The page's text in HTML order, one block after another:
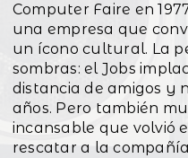
Computer Faire en
una empresa que
un ícono cultural. La
sombras: el Jobs
distancia de amigos y
años. Pero también
incansable que volvió
rescatar a la